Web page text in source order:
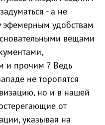
- а не
эфемерным удобствам
вещами
и прочим ? Ведь
не торопятся
но и в нашей
от
указывая на